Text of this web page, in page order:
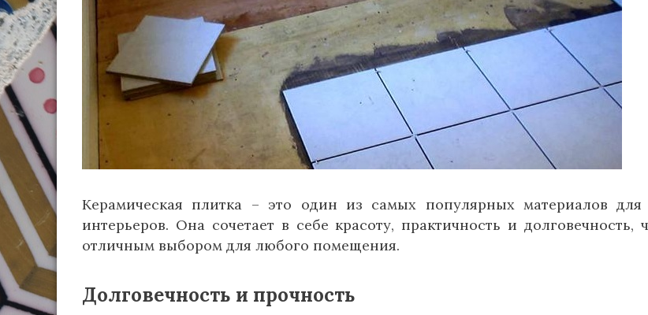
Керамическая плитка – это один из самых популярных материалов
интерьеров. Она сочетает в себе красоту, практичность и долговечность,
отличным выбором для любого помещения.
Долговечность и прочность